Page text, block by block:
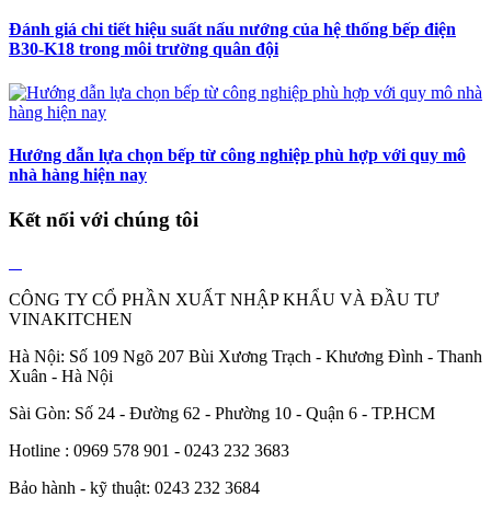
Đánh giá chi tiết hiệu suất nấu nướng của hệ thống bếp điện
B30-K18 trong môi trường quân đội
Hướng dẫn lựa chọn bếp từ công nghiệp phù hợp với quy mô
nhà hàng hiện nay
Kết nối với chúng tôi
CÔNG TY CỔ PHẦN XUẤT NHẬP KHẨU VÀ ĐẦU TƯ
VINAKITCHEN
Hà Nội: Số 109 Ngõ 207 Bùi Xương Trạch - Khương Đình - Thanh
Xuân - Hà Nội
Sài Gòn: Số 24 - Đường 62 - Phường 10 - Quận 6 - TP.HCM
Hotline : 0969 578 901 - 0243 232 3683
Bảo hành - kỹ thuật: 0243 232 3684